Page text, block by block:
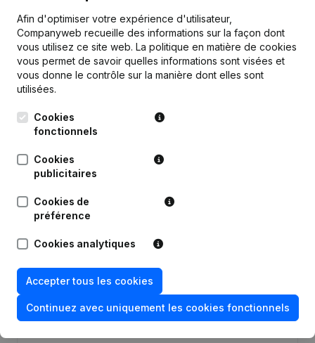
Publications de Smartbrands
14-12-2022
Statuts (Traduction, Coordination,
Demissions - Nominations
20-08-2018
Rubrique Restructuration (Fusion,
13-02-2018
Scission, Transfert Patrimoine, etc...)
(NL)
28-11-2017 Siège Social (NL)
Afin d'optimiser votre expérience d'utilisateur,
Companyweb recueille des informations sur la façon dont
vous utilisez ce site web. La politique en matière de cookies
vous permet de savoir quelles informations sont visées et
vous donne le contrôle sur la manière dont elles sont
utilisées.
Cookies
fonctionnels
Cookies
publicitaires
Cookies de
préférence
Cookies analytiques
Accepter tous les cookies
Continuez avec uniquement les cookies fonctionnels